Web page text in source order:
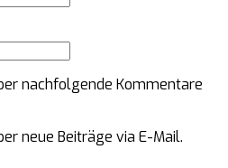
nachfolgende Kommentare
neue Beiträge via E-Mail.